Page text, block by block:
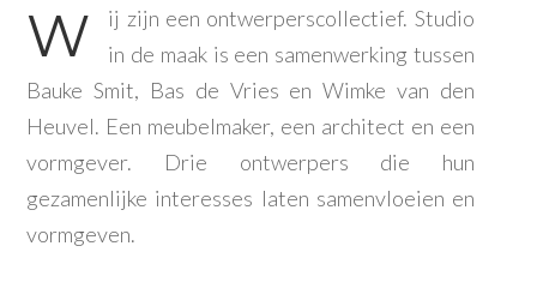
W
ij zijn een ontwerperscollectief. Studio
in de maak is een samenwerking tussen
Bauke Smit, Bas de Vries en Wimke van den
Heuvel. Een meubelmaker, een architect en een
vormgever. Drie ontwerpers die hun
gezamenlijke interesses laten samenvloeien en
vormgeven.